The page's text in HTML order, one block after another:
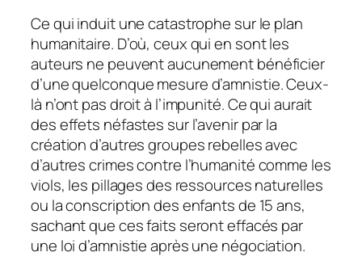
Ce qui induit une catastrophe sur le plan
humanitaire. D’où, ceux qui en sont les
auteurs ne peuvent aucunement bénéficier
d’une quelconque mesure d’amnistie. Ceux-
là n’ont pas droit à l’impunité. Ce qui aurait
des effets néfastes sur l’avenir par la
création d’autres groupes rebelles avec
d’autres crimes contre l’humanité comme les
viols, les pillages des ressources naturelles
ou la conscription des enfants de 15 ans,
sachant que ces faits seront effacés par
une loi d’amnistie après une négociation.